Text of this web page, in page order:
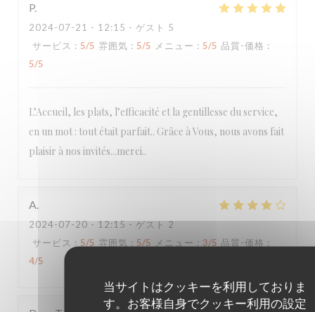
当サイトはクッキーを利用しておりま
す。お客様自身でクッキー利用の設定
P
2024-07-21 - 12:15 - ゲスト 5
サービス : 5/5 雰囲気 : 5/5 メニュー : 5/5 品質-価格 :
5/5
L’Accueil, les plats, l’efficacité et la gentillesse du service,
en un mot : tout était parfait.. Grâce à Vous, nous avons fait
plaisir à nos invités...merci..
A
2024-07-20- 12:15 - ゲスト 2
サービス : 5/5 雰囲気 : 5/5 メニュー : 3/5 品質-価格 :
4/5